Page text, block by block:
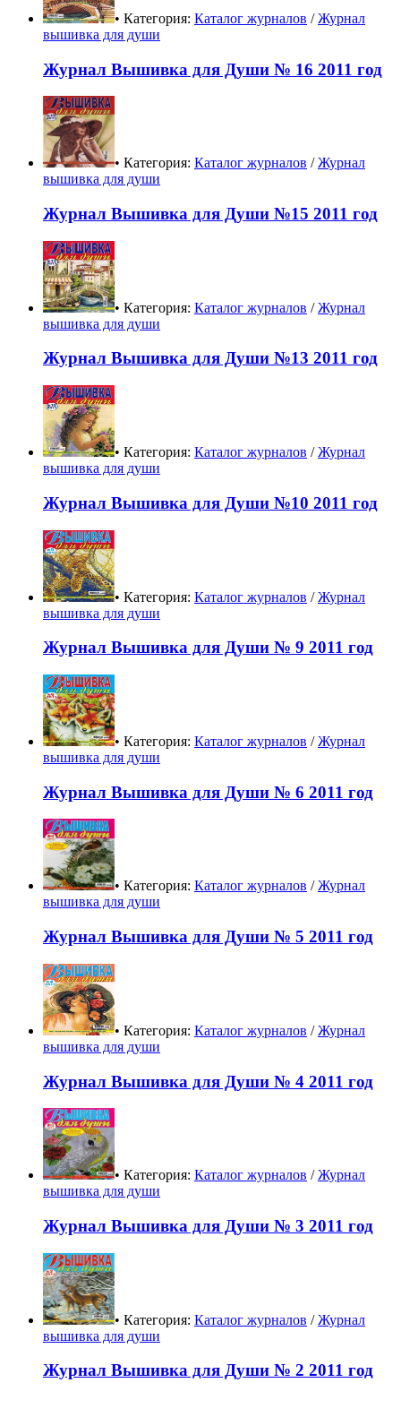
• Категория: Каталог журналов /Журнал
вышивка для души
Журнал Вышивка для Души № 16 2011 год
• Категория: Каталог журналов /Журнал
вышивка для души
Журнал Вышивка для Души №15 2011 год
• Категория: Каталог журналов /Журнал
вышивка для души
Журнал Вышивка для Души №13 2011 год
• Категория: Каталог журналов /Журнал
вышивка для души
Журнал Вышивка для Души №10 2011 год
• Категория: Каталог журналов /Журнал
вышивка для души
Журнал Вышивка для Души № 9 2011 год
• Категория: Каталог журналов /Журнал
вышивка для души
Журнал Вышивка для Души № 6 2011 год
• Категория: Каталог журналов /Журнал
вышивка для души
Журнал Вышивка для Души № 5 2011 год
• Категория: Каталог журналов /Журнал
вышивка для души
Журнал Вышивка для Души № 4 2011 год
• Категория: Каталог журналов /Журнал
вышивка для души
Журнал Вышивка для Души № 3 2011 год
• Категория: Каталог журналов /Журнал
вышивка для души
Журнал Вышивка для Души № 2 2011 год